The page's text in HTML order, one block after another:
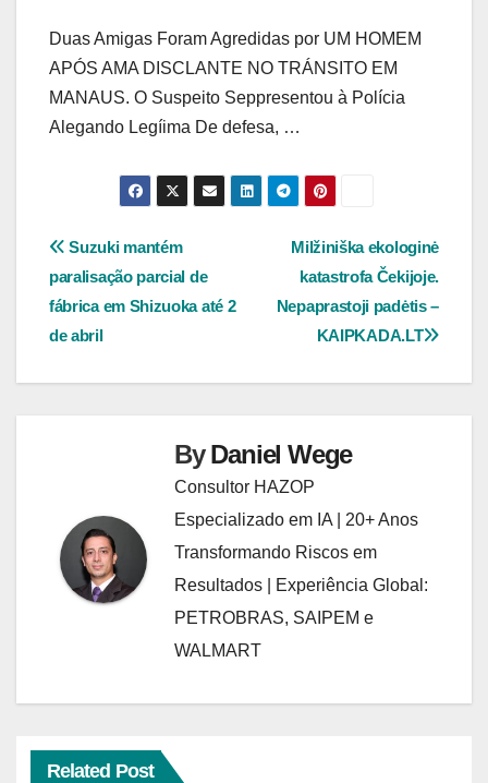
Duas Amigas Foram Agredidas por UM HOMEM
APÓS AMA DISCLANTE NO TRÁNSITO EM
MANAUS. O Suspeito Seppresentou à Polícia
Alegando Legíima De defesa, …
Navegação
de
Post
Milžiniška ekologinė
katastrofa Čekijoje.
Nepaprastoji padėtis –
KAIPKADA.LT
Suzuki mantém
paralisação parcial de
fábrica em Shizuoka até 2
de abril
ByDaniel Wege
Consultor HAZOP
Especializado em IA | 20+ Anos
Transformando Riscos em
Resultados | Experiência Global:
PETROBRAS, SAIPEM e
WALMART
Related Post